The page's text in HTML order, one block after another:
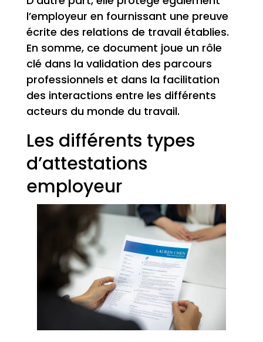
l’employeur en fournissant une preuve
écrite des relations de travail établies.
En somme, ce document joue un rôle
clé dans la validation des parcours
professionnels et dans la facilitation
des interactions entre les différents
acteurs du monde du travail.
Les différents types
d’attestations
employeur